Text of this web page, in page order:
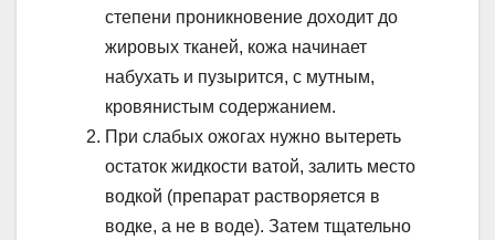
степени проникновение доходит до
жировых тканей, кожа начинает
набухать и пузырится, с мутным,
кровянистым содержанием.
При слабых ожогах нужно вытереть
остаток жидкости ватой, залить место
водкой (препарат растворяется в
водке, а не в воде). Затем тщательно